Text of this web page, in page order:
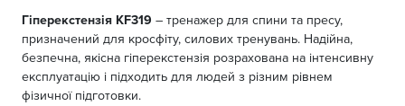
Гіперекстензія KF319 – тренажер для спини та пресу,
призначений для кросфіту, силових тренувань. Надійна,
безпечна, якісна гіперекстензія розрахована на інтенсивну
експлуатацію і підходить для людей з різним рівнем
фізичної підготовки.